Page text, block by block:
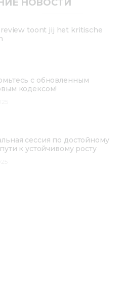
НОВОСТИ
review toont jij het kritische
с обновленным
кодексом!
сессия по достойному
к устойчивому росту